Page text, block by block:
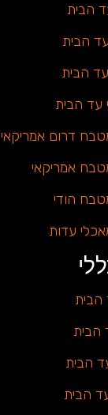
הבית
הבית
הבית
עד הבית
דרום אמריקאי
אמריקאי
הודי
עדות
הבית
הבית
הבית
הבית